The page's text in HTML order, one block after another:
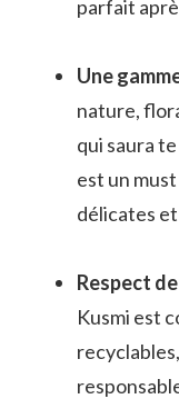
parfait
Une
nature,
qui saura
est un
délicates
Respect
Kusmi est